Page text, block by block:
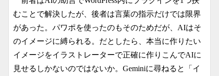
むことで解決したが、後者は言葉の指示だけでは限界
があった。パワポを使ったのもそのためだが、AIはそ
のイメージに縛られる。だとしたら、本当に作りたい
イメージをイラストレーターで正確に作りこんでAIに
見せるしかないのではないか。Geminiに尋ねると「イ